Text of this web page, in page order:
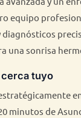
equipo
una sonrisa
cerca tuyo
minutos de